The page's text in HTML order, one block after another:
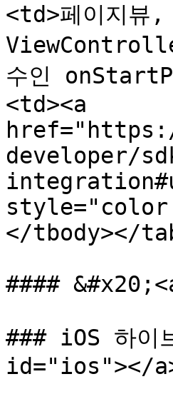
<td>페이지뷰
수인
<td><a
developer/
</tbody></
####
### iOS 하이
id="ios"></